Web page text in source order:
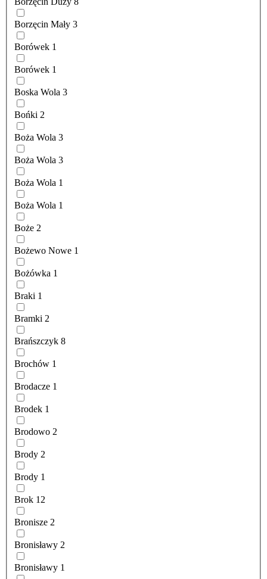
Borzęcin Mały 3
Borówek 1
Borówek 1
Boska Wola 3
Bońki 2
Boża Wola 3
Boża Wola 3
Boża Wola 1
Boża Wola 1
Boże 2
Bożewo Nowe 1
Bożówka 1
Braki 1
Bramki 2
Brańszczyk 8
Brochów 1
Brodacze 1
Brodek 1
Brodowo 2
Brody 2
Brody 1
Brok 12
Bronisze 2
Bronisławy 2
Bronisławy 1